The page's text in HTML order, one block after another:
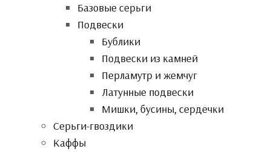
Базовые серьги
Подвески
Бублики
Подвески из камней
Перламутр и жемчуг
Латунные подвески
Мишки, бусины, сердечки
Серьги-гвоздики
Каффы